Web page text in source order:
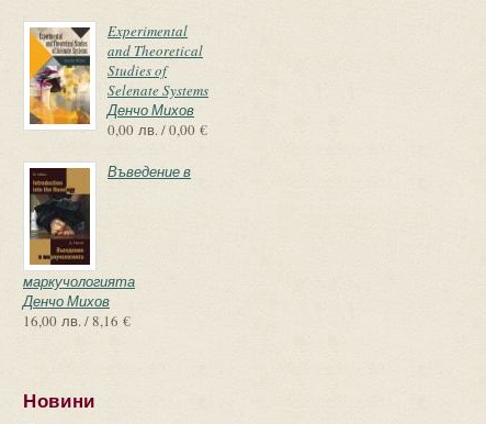
Experimental
and Theoretical
Studies of
Selenate Systems
Денчо Михов
0,00 лв. / 0,00 €
Въведение в
маркучологията
Денчо Михов
16,00 лв. / 8,16 €
Новини